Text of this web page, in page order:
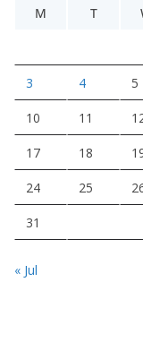
M
T
3 4 5
10 11
17 18
24 25
31
« Jul